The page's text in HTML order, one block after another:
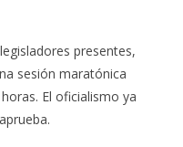
presentes,
sesión maratónica
El oficialismo ya